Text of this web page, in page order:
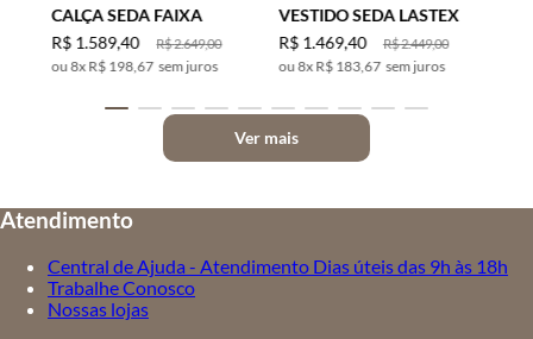
CALÇA SEDA FAIXA
R$2.649,00
R$ 1.589,40
8x R$ 198,67 sem juros
VESTIDO SEDA LASTEX
R$2.449,00
R$ 1.469,40
8x R$ 183,67 sem juros
Ver mais
Atendimento
Central de Ajuda - Atendimento Dias úteis das 9h às 18h
Trabalhe Conosco
Nossas lojas